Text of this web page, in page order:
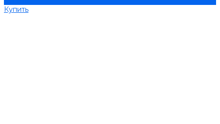
Купить